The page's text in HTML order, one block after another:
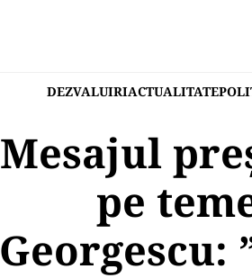
DEZVALUIRIACTUALITATE
Mesajul
pe